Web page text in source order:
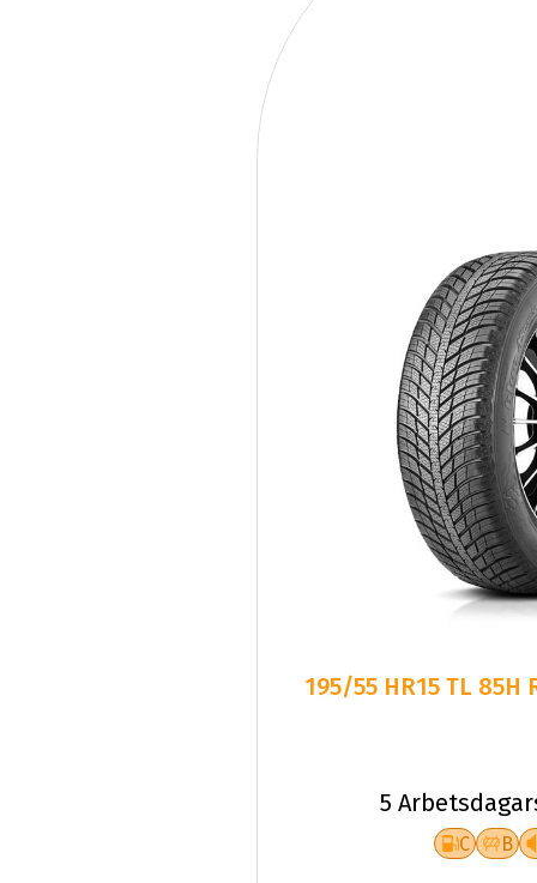
195/55 HR15 TL 85H
5
C B